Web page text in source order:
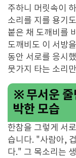
주하니 머릿속이
소리를 지를 용기
붙은 채 도깨비를
도깨비도 이 서방
동안 서로를 응시
뭇가지 타는 소리
※ 무서운 줄
박한 모습
한참을 그렇게 서
습니다. "사람아,
다." 그 목소리는